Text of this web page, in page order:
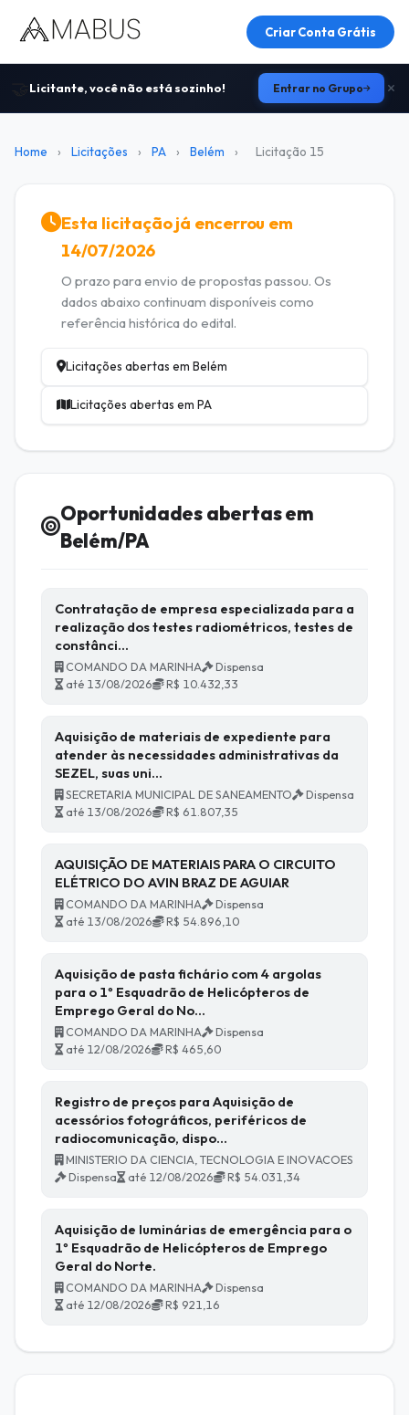
Criar Conta Grátis
Licitante, você não está sozinho! Entrar no Grupo
Home › Licitações › PA › Belém › Licitação 15
Esta licitação já encerrou em
14/07/2026
O prazo para envio de propostas passou. Os
dados abaixo continuam disponíveis como
referência histórica do edital.
Licitações abertas em Belém
Licitações abertas em PA
Oportunidades abertas em
Belém/PA
Contratação de empresa especializada para a
realização dos testes radiométricos, testes de
constânci…
COMANDO DA MARINHA
Dispensa
até 13/08/2026
R$ 10.432,33
Aquisição de materiais de expediente para
atender às necessidades administrativas da
SEZEL, suas uni…
SECRETARIA MUNICIPAL DE SANEAMENTO
Dispensa
até 13/08/2026
R$ 61.807,35
AQUISIÇÃO DE MATERIAIS PARA O CIRCUITO
ELÉTRICO DO AVIN BRAZ DE AGUIAR
COMANDO DA MARINHA
Dispensa
até 13/08/2026
R$ 54.896,10
Aquisição de pasta fichário com 4 argolas
para o 1º Esquadrão de Helicópteros de
Emprego Geral do No…
COMANDO DA MARINHA
Dispensa
até 12/08/2026
R$ 465,60
Registro de preços para Aquisição de
acessórios fotográficos, periféricos de
radiocomunicação, dispo…
MINISTERIO DA CIENCIA, TECNOLOGIA E INOVACOES
Dispensa
até 12/08/2026 R$ 54.031,34
Aquisição de luminárias de emergência para o
1º Esquadrão de Helicópteros de Emprego
Geral do Norte.
COMANDO DA MARINHA
Dispensa
até 12/08/2026
R$ 921,16